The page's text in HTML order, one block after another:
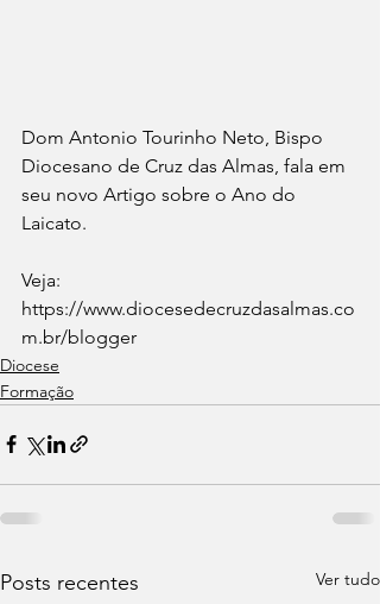
Dom Antonio Tourinho Neto, Bispo
Diocesano de Cruz das Almas, fala em
seu novo Artigo sobre o Ano do
Laicato.
Veja:
https://www.diocesedecruzdasalmas.co
m.br/blogger
Diocese
Formação
Posts recentes Ver tudo